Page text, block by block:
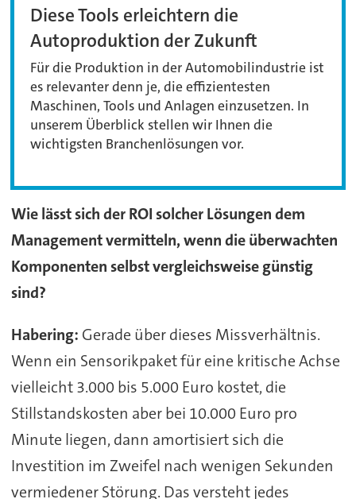
Diese Tools erleichtern die
Autoproduktion der Zukunft
Für die Produktion in der Automobilindustrie ist
es relevanter denn je, die effizientesten
Maschinen, Tools und Anlagen einzusetzen. In
unserem Überblick stellen wir Ihnen die
wichtigsten Branchenlösungen vor.
Wie lässt sich der ROI solcher Lösungen dem
Management vermitteln, wenn die überwachten
Komponenten selbst vergleichsweise günstig
sind?
Habering: Gerade über dieses Missverhältnis.
Wenn ein Sensorikpaket für eine kritische Achse
vielleicht 3.000 bis 5.000 Euro kostet, die
Stillstandskosten aber bei 10.000 Euro pro
Minute liegen, dann amortisiert sich die
Investition im Zweifel nach wenigen Sekunden
vermiedener Störung. Das versteht jedes